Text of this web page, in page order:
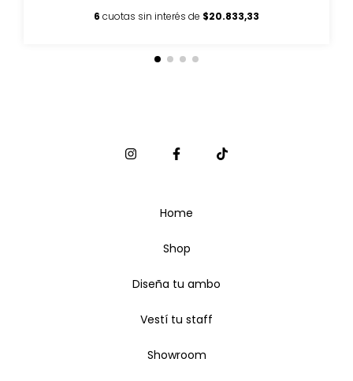
6 cuotas sin interés de $20.833,33
Home
Shop
Diseña tu ambo
Vestí tu staff
Showroom